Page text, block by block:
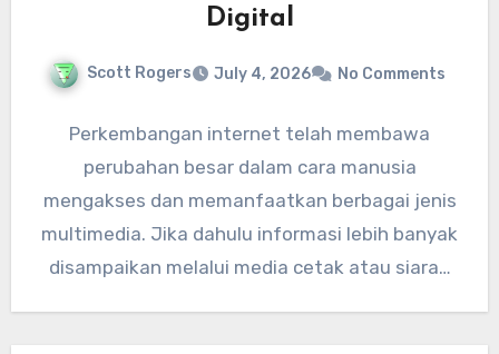
Digital
Scott Rogers July 4, 2026 No Comments
Perkembangan internet telah membawa
perubahan besar dalam cara manusia
mengakses dan memanfaatkan berbagai jenis
multimedia. Jika dahulu informasi lebih banyak
disampaikan melalui media cetak atau siaran